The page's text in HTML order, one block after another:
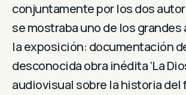
conjuntamente por los dos
se mostraba uno de los
la exposición: documentación
desconocida obra inédita ‘La
audiovisual sobre la historia del